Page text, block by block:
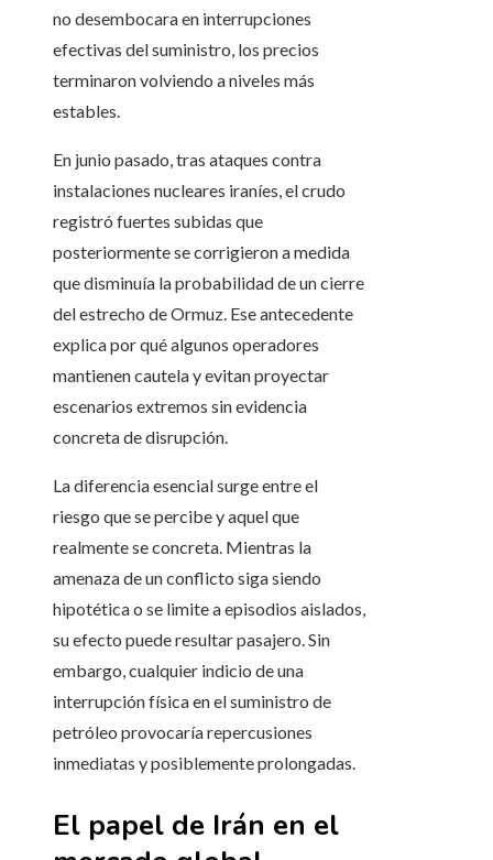
no desembocara en interrupciones
efectivas del suministro, los precios
terminaron volviendo a niveles más
estables.
En junio pasado, tras ataques contra
instalaciones nucleares iraníes, el crudo
registró fuertes subidas que
posteriormente se corrigieron a medida
que disminuía la probabilidad de un cierre
del estrecho de Ormuz. Ese antecedente
explica por qué algunos operadores
mantienen cautela y evitan proyectar
escenarios extremos sin evidencia
concreta de disrupción.
La diferencia esencial surge entre el
riesgo que se percibe y aquel que
realmente se concreta. Mientras la
amenaza de un conflicto siga siendo
hipotética o se limite a episodios aislados,
su efecto puede resultar pasajero. Sin
embargo, cualquier indicio de una
interrupción física en el suministro de
petróleo provocaría repercusiones
inmediatas y posiblemente prolongadas.
El papel de Irán en el